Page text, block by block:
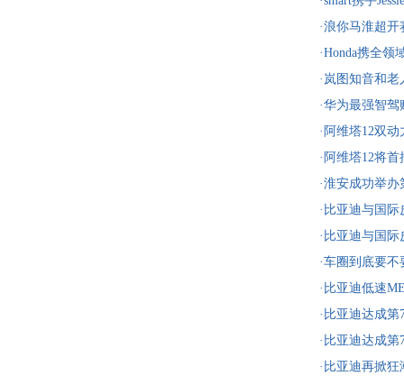
·浪你马淮超
·Honda携全
博览会
·岚图知音和
养老生活
·华为最强智
轿车”必选阿维
·阿维塔12双
·阿维塔12将
·淮安成功举
投资1486.4亿元
·比亚迪与国
战略合作，共
·比亚迪与国
战略合作，共
·车圈到底要
·比亚迪低速
险
·比亚迪达成
即将上市！
·比亚迪达成
即将上市！
·比亚迪再掀